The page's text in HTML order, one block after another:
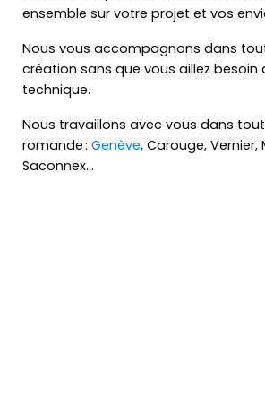
ensemble sur votre projet et vos
Nous vous accompagnons dans
création sans que vous aillez besoin
technique.
Nous travaillons avec vous dans
romande : Genève, Carouge, Vernier,
Saconnex…